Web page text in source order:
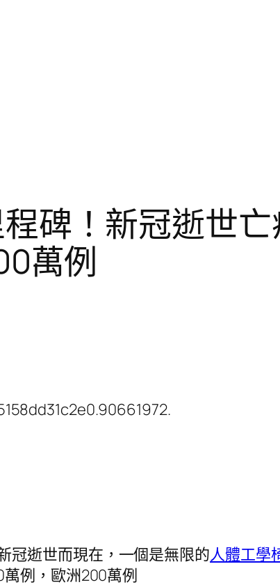
碑！新冠逝世
萬例
冠逝世而現在，一個是無限的人體工學
萬例，歐洲200萬例